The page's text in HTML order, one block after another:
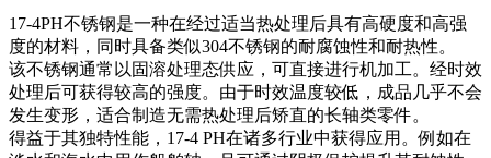
17-4PH不锈钢是一种在经过适当热处理后具有高硬度和高强
度的材料，同时具备类似304不锈钢的耐腐蚀性和耐热性。
该不锈钢通常以固溶处理态供应，可直接进行机加工。经时效
处理后可获得较高的强度。由于时效温度较低，成品几乎不会
发生变形，适合制造无需热处理后矫直的长轴类零件。
得益于其独特性能，17-4 PH在诸多行业中获得应用。例如在